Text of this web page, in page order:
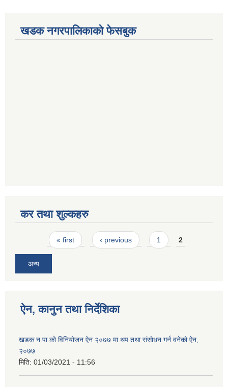
खडक नगरपालिकाको फेसबुक
कर तथा शुल्कहरु
Pages« first ‹ previous 1 2
अन्य
ऐन, कानुन तथा निर्देशिका
खडक न‍.पा.को विनियोजन ऐन २०७७ मा थप तथा संसाेधन गर्न वनेको ऐन,
२०७७
मिति: 01/03/2021 - 11:56